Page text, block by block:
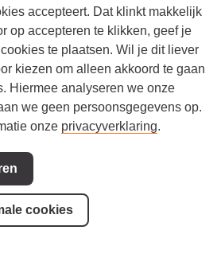
accepteert. Dat klinkt makkelijk
op accepteren te klikken, geef je
te plaatsen. Wil je dit liever
kiezen om alleen akkoord te gaan
Hiermee analyseren we onze
we geen persoonsgegevens op.
onze privacyverklaring.
cookies
Privacy